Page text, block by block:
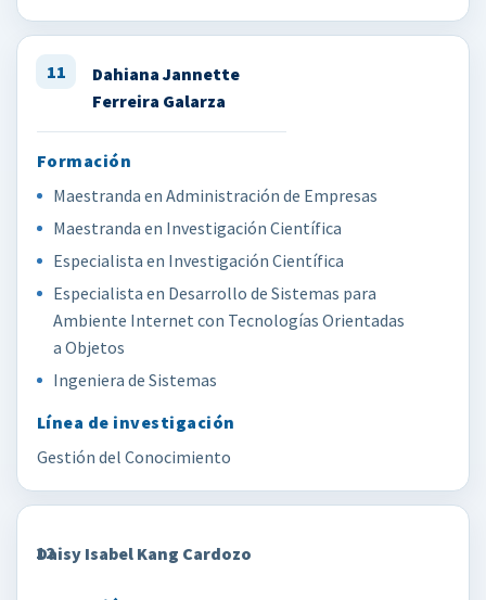
11
Dahiana Jannette
Ferreira Galarza
Maestranda en Administración de Empresas
Maestranda en Investigación Científica
Especialista en Investigación Científica
Especialista en Desarrollo de Sistemas para
Ambiente Internet con Tecnologías Orientadas
a Objetos
Ingeniera de Sistemas
Gestión del Conocimiento
12
Daisy Isabel Kang Cardozo